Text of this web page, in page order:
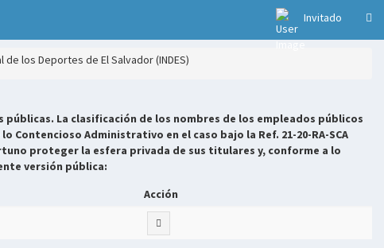
Invitado
de los Deportes de El Salvador (INDES)
La clasificación de los nombres de los empleados públicos
Administrativo en el caso bajo la Ref. 21-20-RA-SCA
proteger la esfera privada de sus titulares y, conforme a lo
versión pública:
Acción